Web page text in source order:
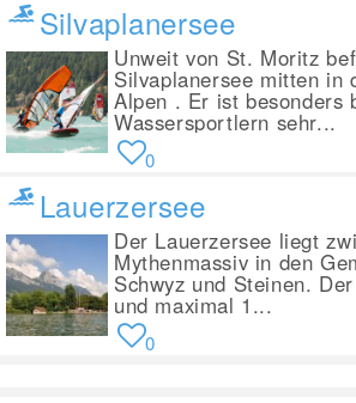
Silvaplanersee
Unweit von St. Moritz
Silvaplanersee mitten in
Alpen . Er ist besonders
Wassersportlern sehr...
0
Lauerzersee
Der Lauerzersee liegt
Mythenmassiv in den
Schwyz und Steinen.
und maximal 1...
0